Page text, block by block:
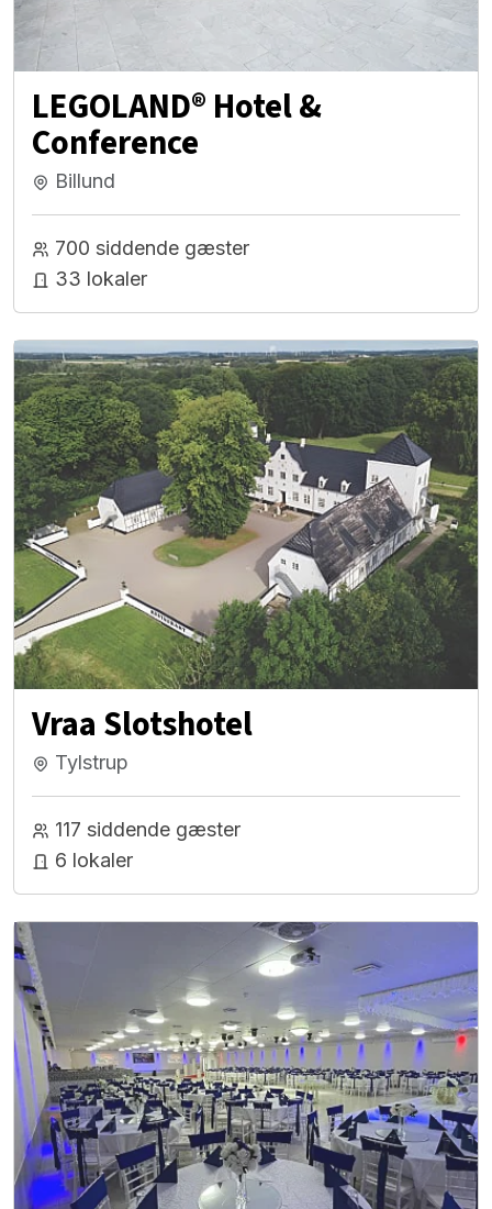
LEGOLAND® Hotel &
Conference
Billund
700 siddende gæster
33 lokaler
Vraa Slotshotel
Tylstrup
117 siddende gæster
6 lokaler